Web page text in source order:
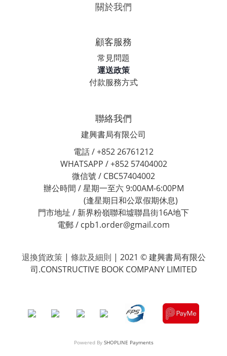
關於我們
顧客服務
常見問題
運送政策
付款服務方式
聯絡我們
建興書局有限公司
電話 / +852 26761212
WHATSAPP / +852 57404002
微信號 / CBC57404002
辦公時間 / 星期一至六 9:00AM-6:00PM
(逢星期日和公眾假期休息)
門市地址 / 新界粉嶺聯和墟聯昌街16A地下
電郵 / cpb1.order@gmail.com
退換貨政策| 條款及細則 | 2021 © 建興書局有限公
司.CONSTRUCTIVE BOOK COMPANY LIMITED
Powered By SHOPLINE Payments